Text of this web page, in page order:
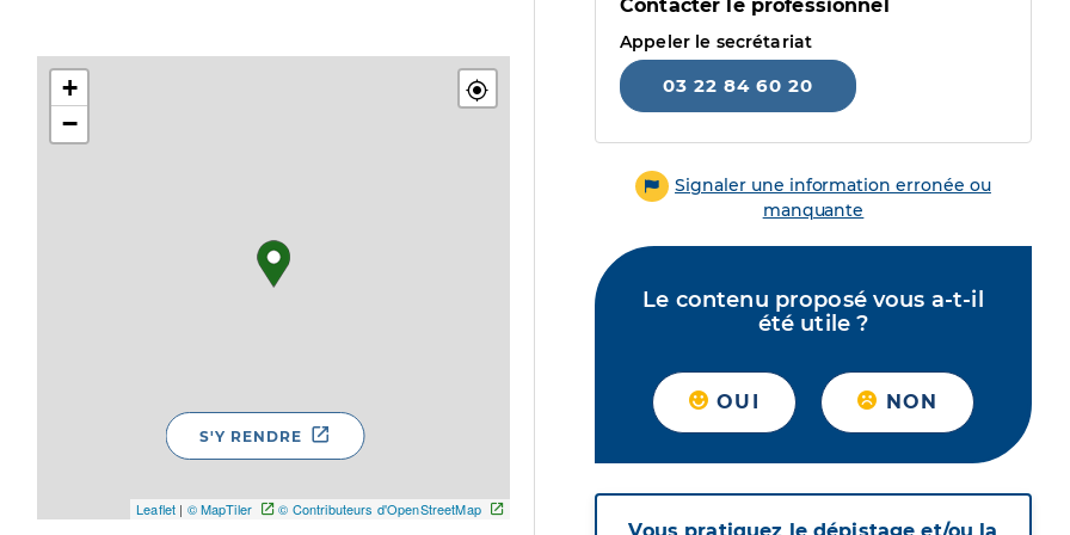
+
−
Leaflet | © MapTiler © Contributeurs d'OpenStreetMap
S'Y RENDRE
Contacter le professionnel
Appeler le secrétariat
03 22 84 60 20
Signaler une information erronée ou
manquante
Le contenu proposé vous a-t-il
été utile ?
OUI NON